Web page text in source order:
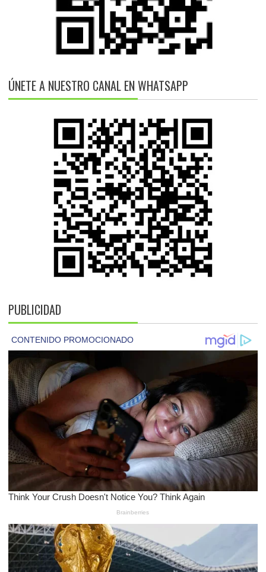
ÚNETE A NUESTRO CANAL EN WHATSAPP
PUBLICIDAD